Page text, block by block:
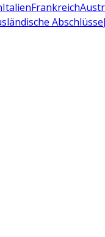
ItalienFrankreich
Abschlüsse